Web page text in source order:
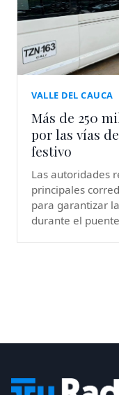
VALLE DEL CAUCA
Más de 250
por las vías
festivo
Las autoridades
principales
para garantizar
durante el